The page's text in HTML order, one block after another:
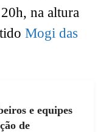
na altura
Mogi das
e equipes
de